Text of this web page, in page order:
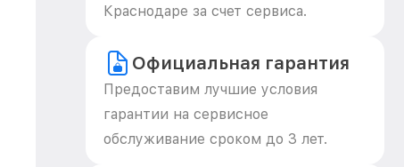
Краснодаре за счет сервиса.
Официальная гарантия
Предоставим лучшие условия
гарантии на сервисное
обслуживание сроком до 3 лет.